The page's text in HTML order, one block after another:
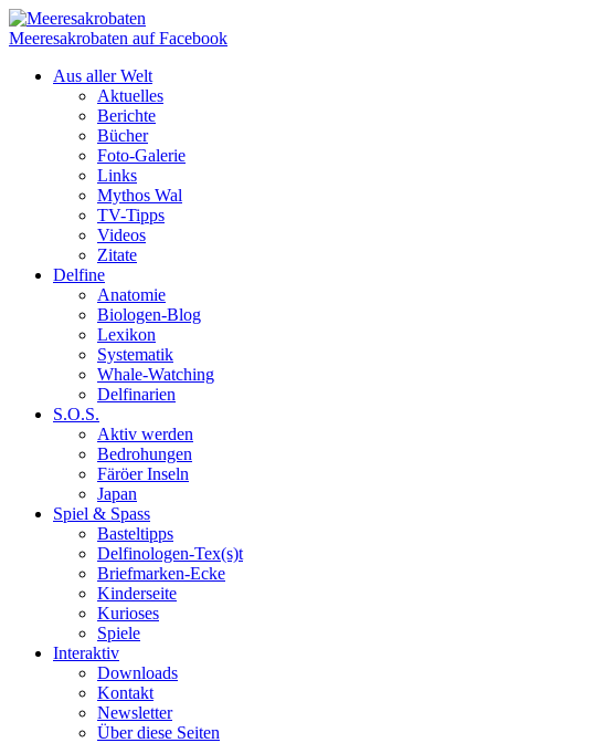
Meeresakrobaten auf Facebook
Aus aller Welt
Aktuelles
Berichte
Bücher
Foto-Galerie
Links
Mythos Wal
TV-Tipps
Videos
Zitate
Delfine
Anatomie
Biologen-Blog
Lexikon
Systematik
Whale-Watching
Delfinarien
S.O.S.
Aktiv werden
Bedrohungen
Färöer Inseln
Japan
Spiel & Spass
Basteltipps
Delfinologen-Tex(s)t
Briefmarken-Ecke
Kinderseite
Kurioses
Spiele
Interaktiv
Downloads
Kontakt
Newsletter
Über diese Seiten